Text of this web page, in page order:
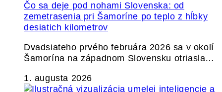
Čo sa deje pod nohami Slovenska: od
zemetrasenia pri Šamoríne po teplo z hĺbky
desiatich kilometrov
Dvadsiateho prvého februára 2026 sa v okolí
Šamorína na západnom Slovensku otriasla…
1. augusta 2026